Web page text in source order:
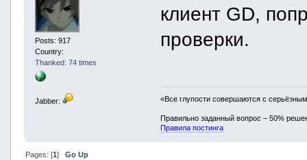
Posts: 917
Country:
Thanked: 74 times
Jabber:
клиент GD,
проверки.
«Все глупости совершаются с
Правильно заданный вопрос – 50%
Правила постинга
Pages: [1] Go Up